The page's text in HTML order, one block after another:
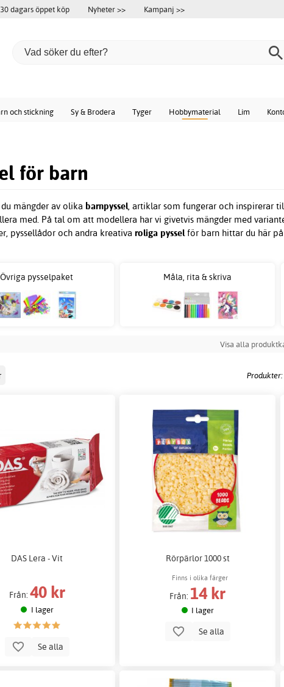
30 dagars öppet köp Nyheter >> Kampanj >>
och stickning Sy & Brodera Tyger Hobbymaterial Lim
för barn
mängder av olika barnpyssel, artiklar som fungerar och inspirerar
med. På tal om att modellera har vi givetvis mängder med
pyssellådor och andra kreativaroliga pysselför barn hittar du här
Övriga pysselpaket Måla, rita & skriva
Visa alla
Produkter:
DAS Lera - Vit
Från: 40 kr
I lager
Se alla
Rörpärlor 1000 st
Finns i olika färger
Från: 14 kr
I lager
Se alla